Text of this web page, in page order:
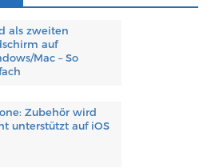
als zweiten
auf
Mac – So
Zubehör wird
unterstützt auf iOS